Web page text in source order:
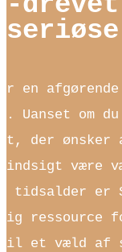
en
Uanset om
der ønsker
indsigt være
tidsalder er
ressource
til et væld af